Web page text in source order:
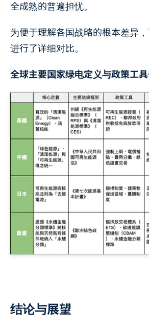
全成熟的普遍担忧。
为便于理解各国战略的根本差异
进行了详细对比。
全球主要国家绿电定义与政策工
结论与展望